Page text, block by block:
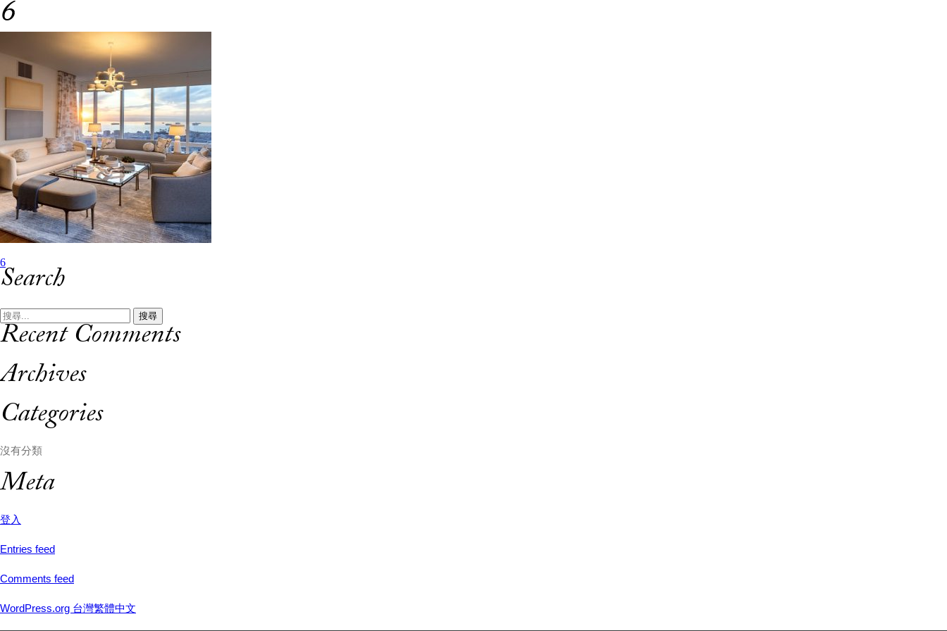
Skip
to
简体中文
6
文
章
導
覽
6
Search
搜
尋:
Recent Comments
Archives
Categories
沒有分類
Meta
登入
Entries feed
Comments feed
WordPress.org 台灣繁體中文